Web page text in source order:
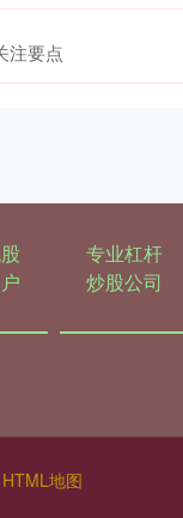
注要点
专业杠杆
炒股公司
HTML地图